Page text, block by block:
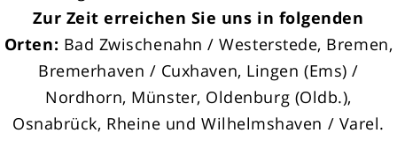
Zur Zeit erreichen Sie uns in folgenden
Orten: Bad Zwischenahn / Westerstede, Bremen,
Bremerhaven / Cuxhaven, Lingen (Ems) /
Nordhorn, Münster, Oldenburg (Oldb.),
Osnabrück, Rheine und Wilhelmshaven / Varel.